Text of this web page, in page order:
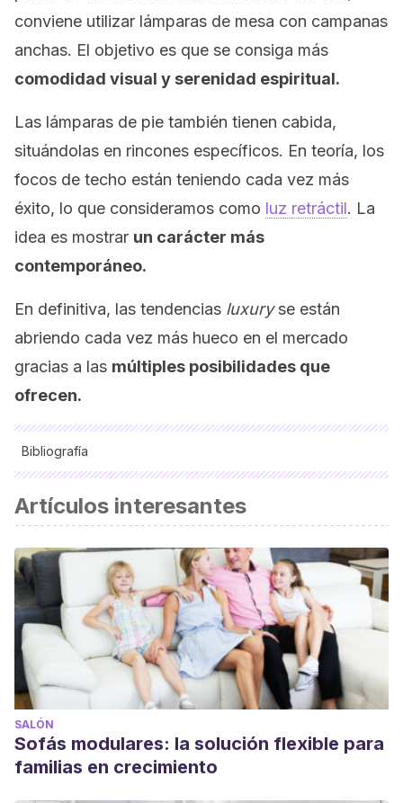
conviene utilizar lámparas de mesa con campanas
anchas. El objetivo es que se consiga más
comodidad visual y serenidad espiritual.
Las lámparas de pie también tienen cabida,
situándolas en rincones específicos. En teoría, los
focos de techo están teniendo cada vez más
éxito, lo que consideramos como luz retráctil. La
idea es mostrar un carácter más
contemporáneo.
En definitiva, las tendencias luxuryse están
abriendo cada vez más hueco en el mercado
gracias a las múltiples posibilidades que
ofrecen.
Bibliografía
Artículos interesantes
SALÓN
Sofás modulares: la solución flexible para
familias en crecimiento